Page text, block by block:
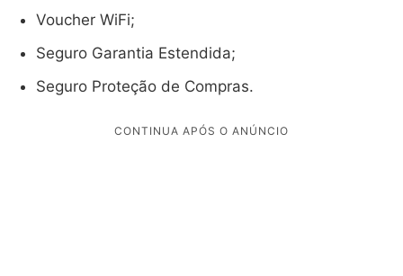
Voucher WiFi;
Seguro Garantia Estendida;
Seguro Proteção de Compras.